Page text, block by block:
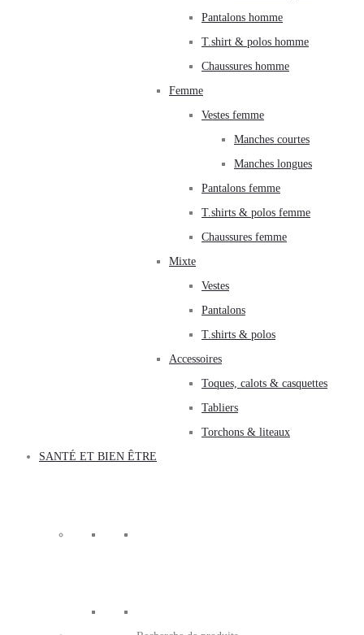
Pantalons homme
T.shirt & polos homme
Chaussures homme
Femme
Vestes femme
Manches courtes
Manches longues
Pantalons femme
T.shirts & polos femme
Chaussures femme
Mixte
Vestes
Pantalons
T.shirts & polos
Accessoires
Toques, calots & casquettes
Tabliers
Torchons & liteaux
SANTÉ ET BIEN ÊTRE